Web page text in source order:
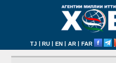
TJ | RU | EN | AR | FAR